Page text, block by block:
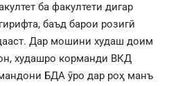
ба факултети дигар
баъд барои розигӣ
Дар мошини худаш доим
худашро корманди ВКД
БДА ӯро дар роҳ манъ